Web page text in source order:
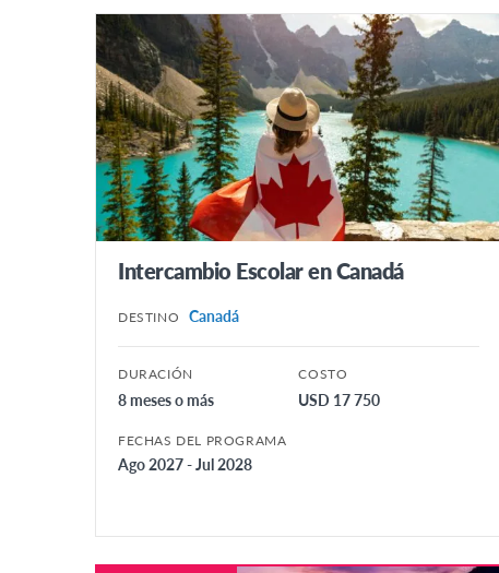
Intercambio Escolar en Canadá
DESTINO Canadá
DURACIÓN
8 meses o más
COSTO
USD 17 750
FECHAS DEL PROGRAMA
Ago 2027 - Jul 2028